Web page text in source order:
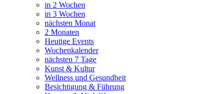
in 2 Wochen
in 3 Wochen
nächsten Monat
2 Monaten
Heutige Events
Wochenkalender
nächsten 7 Tage
Kunst & Kultur
Wellness und Gesundheit
Besichtigung & Führung